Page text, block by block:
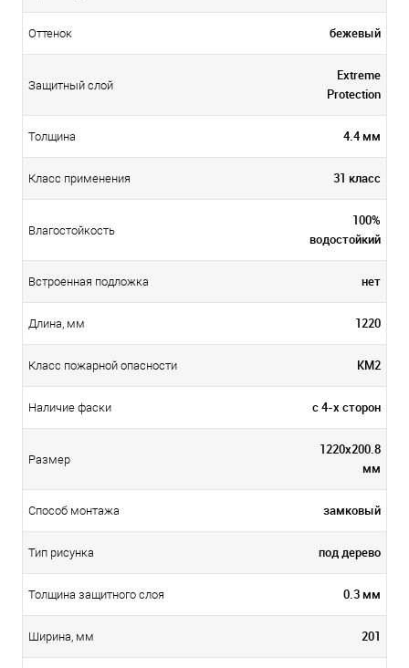
Оттенок бежевый
Защитный слой
Extreme
Protection
Толщина 4.4 мм
Класс применения 31 класс
Влагостойкость
100%
водостойкий
Встроенная подложка нет
Длина, мм 1220
Класс пожарной опасности КМ2
Наличие фаски с 4-х сторон
Размер
1220x200.8
мм
Способ монтажа замковый
Тип рисунка под дерево
Толщина защитного слоя 0.3 мм
Ширина, мм 201